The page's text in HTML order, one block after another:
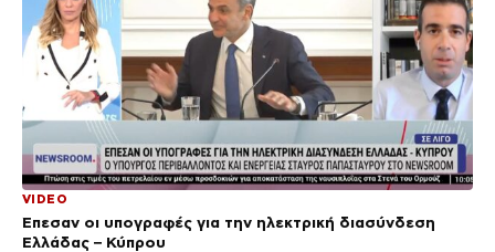
VIDEO
Έπεσαν οι υπογραφές για την ηλεκτρική διασύνδεση
Ελλάδας – Κύπρου